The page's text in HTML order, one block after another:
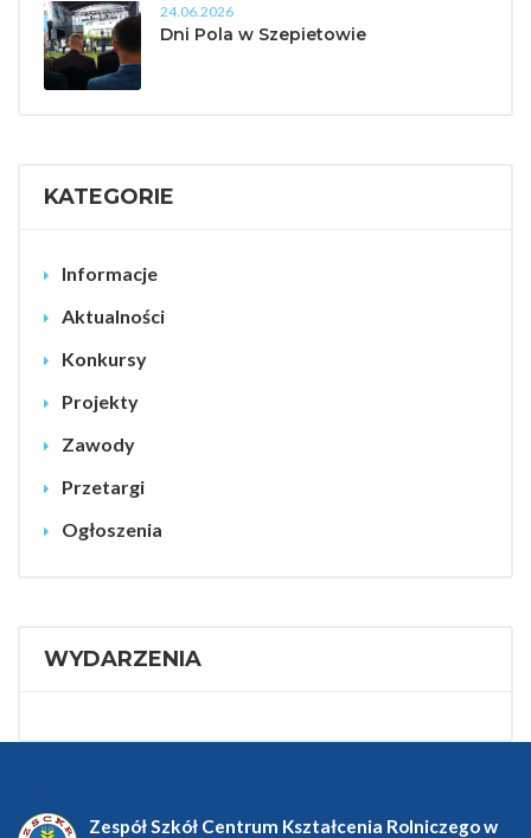
24.06.2026
Dni Pola w Szepietowie
KATEGORIE
Informacje
Aktualności
Konkursy
Projekty
Zawody
Przetargi
Ogłoszenia
WYDARZENIA
Zespół Szkół Centrum Kształcenia Rolniczego w